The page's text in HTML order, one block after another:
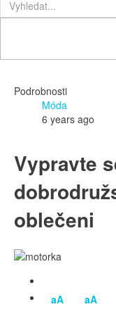
Podrobnosti
Móda
6 years ago
Vypravte
oblečeni
aA aA